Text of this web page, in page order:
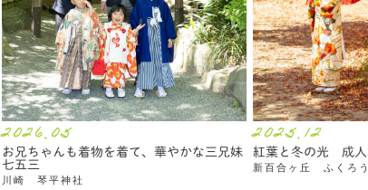
2026.05
お兄ちゃんも着物を着て、華やかな三兄妹
七五三
川崎 琴平神社
2025.12
紅葉と冬の光 成人
新百合ヶ丘 ふくろ